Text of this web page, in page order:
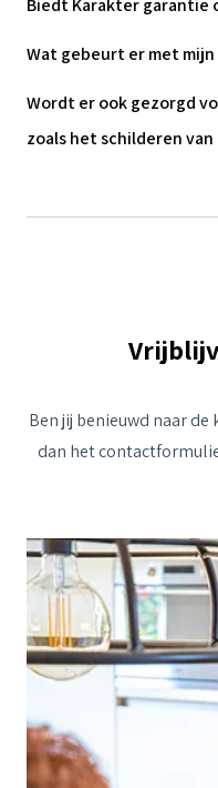
Biedt Karakter garantie
Wat gebeurt er met
Wordt er ook gezorgd
zoals het schilderen
Ben jij benieuwd naar
dan het